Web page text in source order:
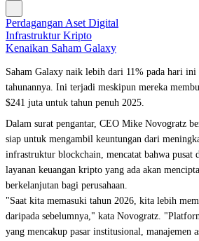
Perdagangan Aset Digital
Infrastruktur Kripto
Kenaikan Saham Galaxy
Saham Galaxy naik lebih dari 11% pada hari ini
tahunannya. Ini terjadi meskipun mereka
$241 juta untuk tahun penuh 2025.
Dalam surat pengantar, CEO Mike Novogratz
siap untuk mengambil keuntungan dari
infrastruktur blockchain, mencatat bahwa pusat
layanan keuangan kripto yang ada akan
berkelanjutan bagi perusahaan.
"Saat kita memasuki tahun 2026, kita lebih
daripada sebelumnya," kata Novogratz.
yang mencakup pasar institusional, manajemen